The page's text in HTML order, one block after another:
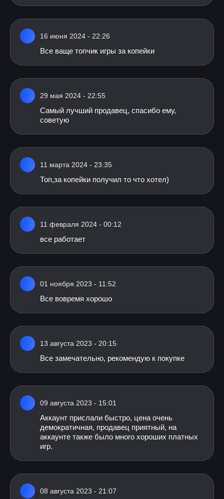
16 июня 2024 - 22:26
Все ваще топчик игры за копейки
29 мая 2024 - 22:55
Самый лучший продавец, спасибо ему,
советую
11 марта 2024 - 23:35
Топ,за копейки получил то что хотел)
11 февраля 2024 - 00:12
все работает
01 ноября 2023 - 11:52
Все вовремя хорошо
13 августа 2023 - 20:15
Все замечательно, рекомендую к покупке
09 августа 2023 - 15:01
Аккаунт прислали быстро, цена очень
демократичная, продавец приятный, на
аккаунте также было много хороших платных
игр.
08 августа 2023 - 21:07